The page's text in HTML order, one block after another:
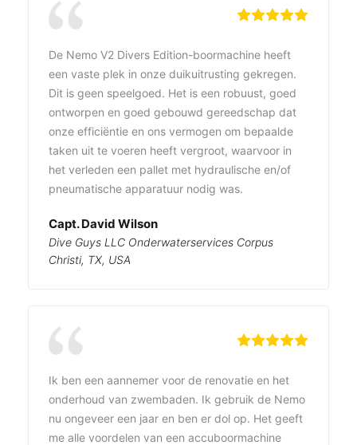
De Nemo V2 Divers Edition-boormachine heeft
een vaste plek in onze duikuitrusting gekregen.
Dit is geen speelgoed. Het is een robuust, goed
ontworpen en goed gebouwd gereedschap dat
onze efficiëntie en ons vermogen om bepaalde
taken uit te voeren heeft vergroot, waarvoor in
het verleden een pallet met hydraulische en/of
pneumatische apparatuur nodig was.
Capt. David Wilson
Dive Guys LLC Onderwaterservices Corpus
Christi, TX, USA
Ik ben een aannemer voor de renovatie en het
onderhoud van zwembaden. Ik gebruik de Nemo
nu ongeveer een jaar en ben er dol op. Het geeft
me alle voordelen van een accuboormachine